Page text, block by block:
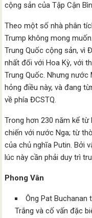
cộng sản của Tập Cận
Theo một số nhà phân
Trump không mong
Trung Quốc cộng sản, vì
nhất đối với Hoa Kỳ, với
Trung Quốc. Nhưng
hỏng điều này, và đang
về phía ĐCSTQ.
Trong hơn 230 năm kể từ
chiến với nước Nga; từ
của chủ nghĩa Putin. Bởi
lúc này cần phải duy trì
Phong Vân
Ông Pat
Trắng và cố vấn đặc